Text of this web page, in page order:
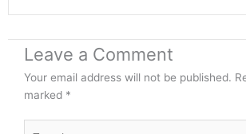
Leave a Comment
Your email address will not be published.
marked *